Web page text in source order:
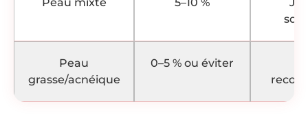
Peau mixte 5–10 %
Peau
grasse/acnéique
0–5 % ou éviter